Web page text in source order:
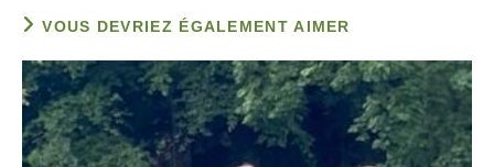
VOUS DEVRIEZ ÉGALEMENT AIMER